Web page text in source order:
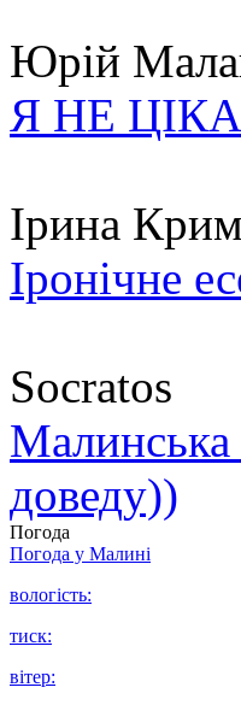
Юрій
Я НЕ
Ірина
Іронічне
Socratos
Малинська
доведу))
Погода
Погода у Малині
вологість:
тиск:
вітер: